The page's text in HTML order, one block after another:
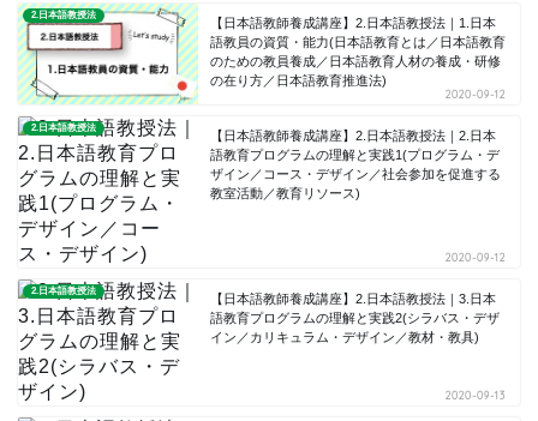
2.日本語教授法
【日本語教師養成講座】2.日本語教授法｜1.日本
語教員の資質・能力(日本語教育とは／日本語教育
のための教員養成／日本語教育人材の養成・研修
の在り方／日本語教育推進法)
2020-09-12
2.日本語教授法
【日本語教師養成講座】2.日本語教授法｜2.日本
語教育プログラムの理解と実践1(プログラム・デ
ザイン／コース・デザイン／社会参加を促進する
教室活動／教育リソース)
2020-09-12
2.日本語教授法
【日本語教師養成講座】2.日本語教授法｜3.日本
語教育プログラムの理解と実践2(シラバス・デザ
イン／カリキュラム・デザイン／教材・教具)
2020-09-13